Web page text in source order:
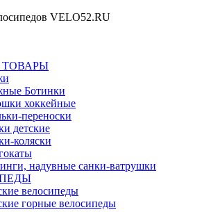
VELO52.RU
Ботинки
хоккейные
переноски
детские
коляски
надувные санки-ватрушки
велосипеды
горные велосипеды